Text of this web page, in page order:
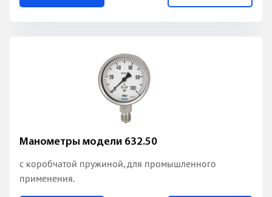
Манометры модели 632.50
с коробчатой пружиной, для промышленного
применения.